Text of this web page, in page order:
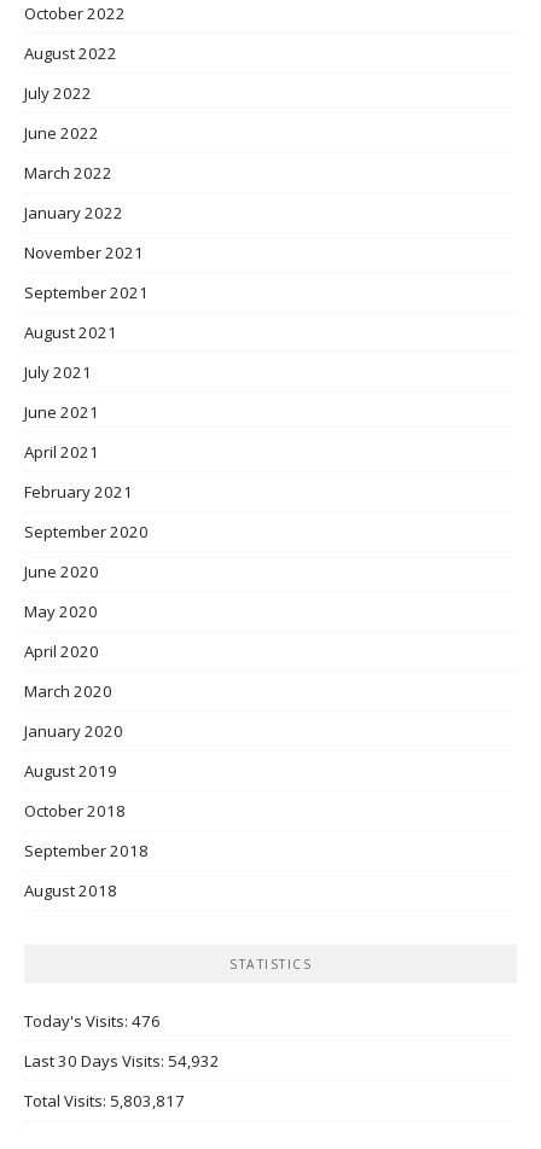
October 2022
August 2022
July 2022
June 2022
March 2022
January 2022
November 2021
September 2021
August 2021
July 2021
June 2021
April 2021
February 2021
September 2020
June 2020
May 2020
April 2020
March 2020
January 2020
August 2019
October 2018
September 2018
August 2018
STATISTICS
Today's Visits: 476
Last 30 Days Visits: 54,932
Total Visits: 5,803,817